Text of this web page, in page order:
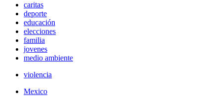
caritas
deporte
educación
elecciones
familia
jovenes
medio ambiente
violencia
Mexico